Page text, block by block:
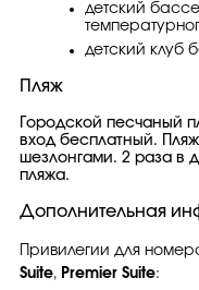
детский
детский клуб
Пляж
Городской песчаный
вход бесплатный.
шезлонгами. 2 раза в
пляжа.
Дополнительная
Привилегии для
Suite, Premier Suite: